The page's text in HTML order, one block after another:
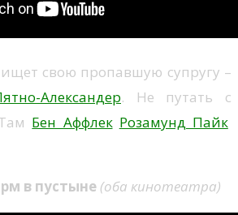
ищет свою пропавшую супругу –
Александер. Не путать с
Бен Аффлек Розамунд Пайк
в пустыне (оба кинотеатра)